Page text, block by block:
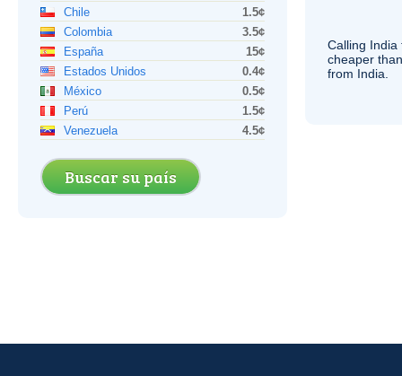
Chile
1.5¢
Colombia
3.5¢
España
15¢
Estados Unidos
0.4¢
México
0.5¢
Perú
1.5¢
Venezuela
4.5¢
Buscar su país
Calling
cheaper
from India.